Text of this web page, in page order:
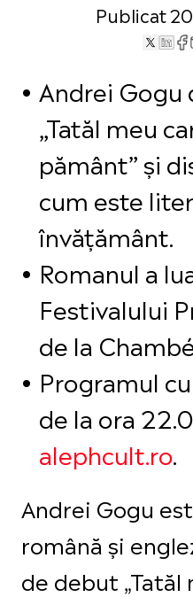
Publicat
Andrei Gogu
„Tatăl meu
pământ” și
cum este
învățământ.
Romanul a
Festivalului
de la
Programul
de la ora
alephcult.ro.
Andrei Gogu
română și
de debut